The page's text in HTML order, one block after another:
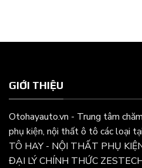
GIỚI THIỆU
Otohayauto.vn - Trung tâm
phụ kiện, nội thất ô tô các loại
TÔ HAY - NỘI THẤT PHỤ
ĐẠI LÝ CHÍNH THỨC